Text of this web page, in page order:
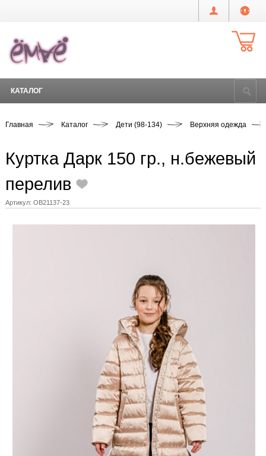
КАТАЛОГ
Главная Каталог Дети (98-134) Верхняя одежда
Куртка Дарк 150 гр., н.бежевый
перелив
Артикул: OB21137-23